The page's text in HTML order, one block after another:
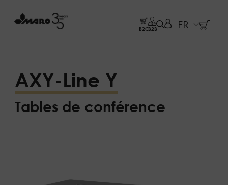
B2CB2B FR
AXY-Line Y
Tables de conférence